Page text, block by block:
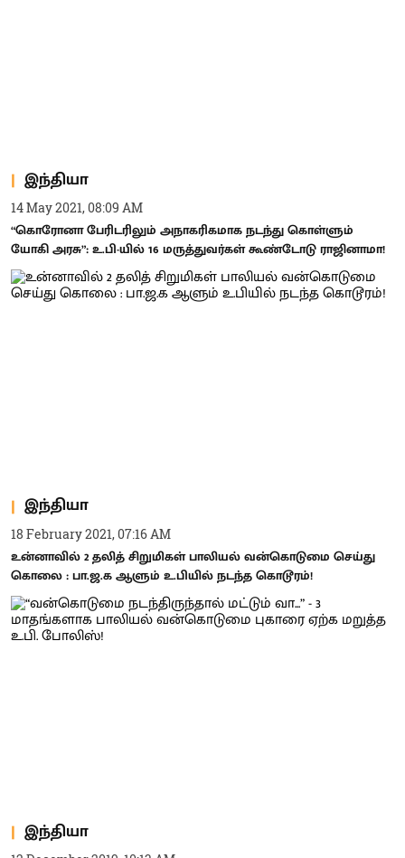
இந்தியா
14 May 2021, 08:09 AM
“கொரோனா பேரிடரிலும் அநாகரிகமாக நடந்து கொள்ளும்
யோகி அரசு”: உ.பி-யில் 16 மருத்துவர்கள் கூண்டோடு ராஜினாமா!
இந்தியா
18 February 2021, 07:16 AM
உன்னாவில் 2 தலித் சிறுமிகள் பாலியல் வன்கொடுமை செய்து
கொலை : பா.ஜ.க ஆளும் உ.பியில் நடந்த கொடூரம்!
இந்தியா